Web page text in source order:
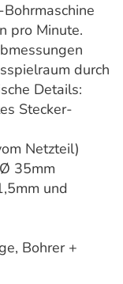
pro Minute.
durch
Details:
Stecker-
Netzteil)
35mm
und
Bohrer +